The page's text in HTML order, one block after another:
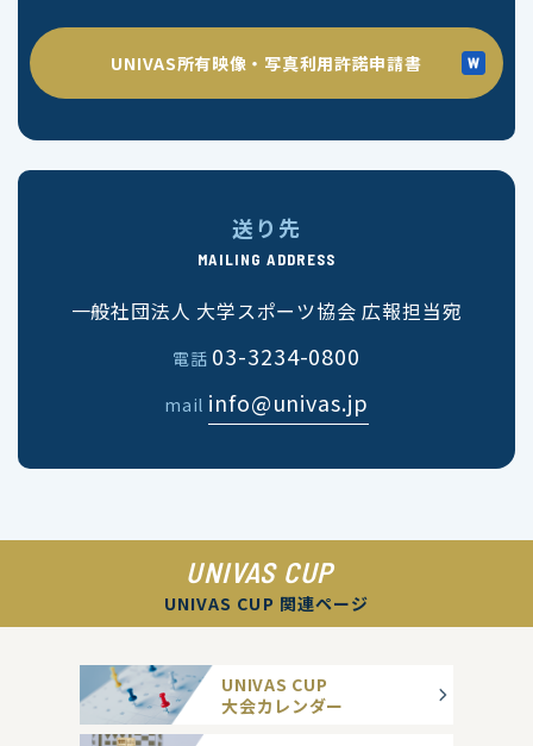
UNIVAS所有映像・写真利用許諾申請書
送り先
MAILING ADDRESS
一般社団法人 大学スポーツ協会 広報担当宛
電話 03-3234-0800
mail info@univas.jp
UNIVAS CUP
UNIVAS CUP 関連ページ
UNIVAS CUP
大会カレンダー